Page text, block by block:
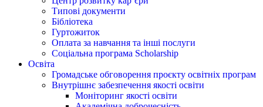
Типові документи
Бібліотека
Гуртожиток
Оплата за навчання та інші послуги
Соціальна програма Scholarship
Освіта
Громадське обговорення проєкту освітніх програм
Внутрішнє забезпечення якості освіти
Моніторинг якості освіти